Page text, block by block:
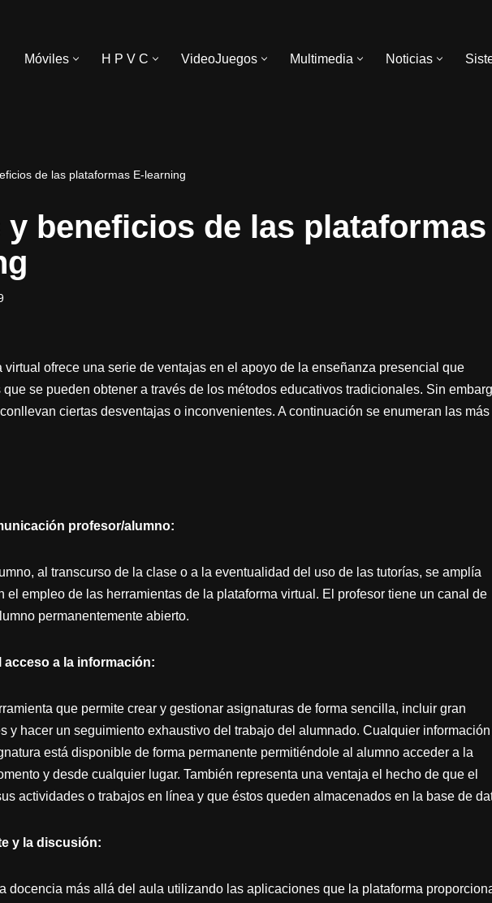
Móviles H P V C VideoJuegos Multimedia Noticias
de las plataformas E-learning
y beneficios de las plataformas
virtual ofrece una serie de ventajas en el apoyo de la enseñanza presencial que
se pueden obtener a través de los métodos educativos tradicionales. Sin
ciertas desventajas o inconvenientes. A continuación se enumeran las más
profesor/alumno:
al transcurso de la clase o a la eventualidad del uso de las tutorías, se amplía
el empleo de las herramientas de la plataforma virtual. El profesor tiene un canal de
permanentemente abierto.
acceso a la información:
que permite crear y gestionar asignaturas de forma sencilla, incluir gran
y hacer un seguimiento exhaustivo del trabajo del alumnado. Cualquier información
está disponible de forma permanente permitiéndole al alumno acceder a la
y desde cualquier lugar. También representa una ventaja el hecho de que el
actividades o trabajos en línea y que éstos queden almacenados en la base de
y la discusión:
docencia más allá del aula utilizando las aplicaciones que la plataforma